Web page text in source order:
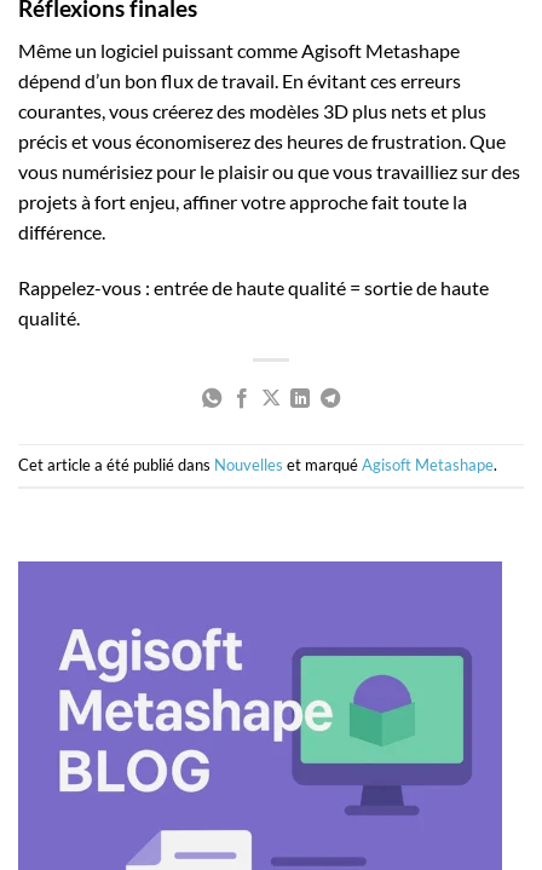
Réflexions finales
Même un logiciel puissant comme Agisoft Metashape
dépend d’un bon flux de travail. En évitant ces erreurs
courantes, vous créerez des modèles 3D plus nets et plus
précis et vous économiserez des heures de frustration. Que
vous numérisiez pour le plaisir ou que vous travailliez sur des
projets à fort enjeu, affiner votre approche fait toute la
différence.
Rappelez-vous : entrée de haute qualité = sortie de haute
qualité.
Cet article a été publié dans Nouvelles et marquéAgisoft Metashape.